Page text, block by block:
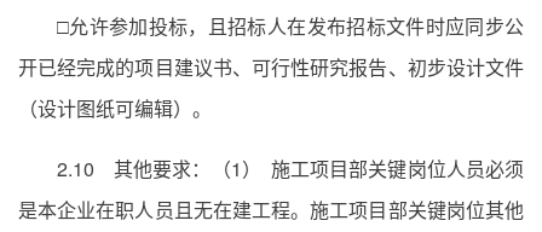
□允许参加投标，且招标人在发布招标文件时应同步公
开已经完成的项目建议书、可行性研究报告、初步设计文件
（设计图纸可编辑）。
2.10 其他要求：（1） 施工项目部关键岗位人员必须
是本企业在职人员且无在建工程。施工项目部关键岗位其他